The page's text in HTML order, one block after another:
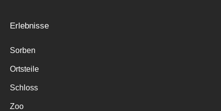
Erlebnisse
Sorben
Ortsteile
Schloss
Zoo